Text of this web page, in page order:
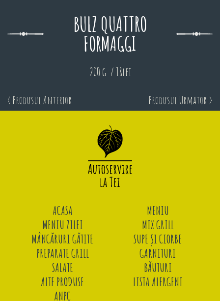
BULZ QUATTRO
FORMAGGI
200 g. / 18lei
< Produsul Anterior Produsul Urmator >
ACASA
MENIU
MENIU ZILEI
MIX GRILL
MÂNCĂRURI GĂTITE
SUPE ȘI CIORBE
PREPARATE GRILL
GARNITURI
SALATE
BĂUTURI
ALTE PRODUSE
LISTA ALERGENI
ANPC